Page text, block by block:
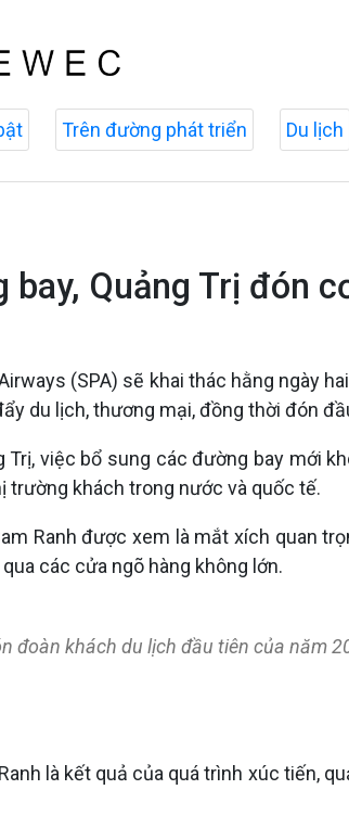
Trên đường phát triển Du lịch
Quảng Trị đón
(SPA) sẽ khai thác hằng ngày
du lịch, thương mại, đồng thời đón
Trị, việc bổ sung các đường bay mới
trường khách trong nước và quốc tế.
Ranh được xem là mắt xích quan
các cửa ngõ hàng không lớn.
đoàn khách du lịch đầu tiên của năm
là kết quả của quá trình xúc tiến,